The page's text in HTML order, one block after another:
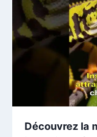
Découvrez la